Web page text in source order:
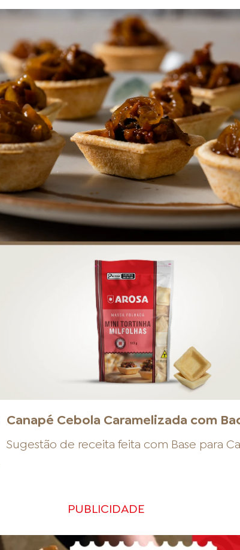
Canapé Cebola Caramelizada com
Sugestão de receita feita com Base para
PUBLICIDADE